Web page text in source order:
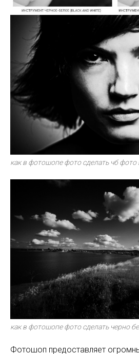
как в фотошопе фото сделать чб
как в фотошопе фото сделать черно
Фотошоп предоставляет